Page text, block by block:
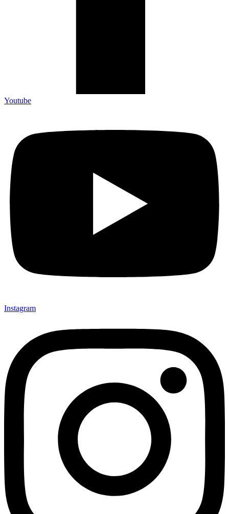
Youtube
Instagram